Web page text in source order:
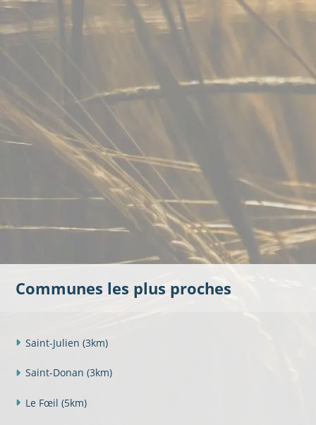
Communes les plus proches
Saint-Julien (3km)
Saint-Donan (3km)
Le Fœil (5km)